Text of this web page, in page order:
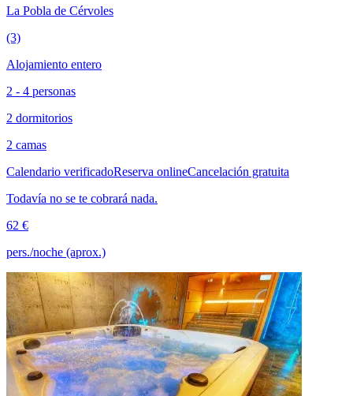
La Pobla de Cérvoles
(3)
Alojamiento entero
2 - 4 personas
2 dormitorios
2 camas
Calendario verificadoReserva onlineCancelación gratuita
Todavía no se te cobrará nada.
62 €
pers./noche (aprox.)